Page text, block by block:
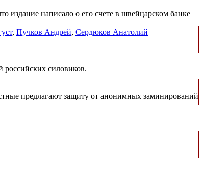
издание написало о его счете в швейцарском банке
, Пучков Андрей, Сердюков Анатолий
российских силовиков.
предлагают защиту от анонимных заминирований